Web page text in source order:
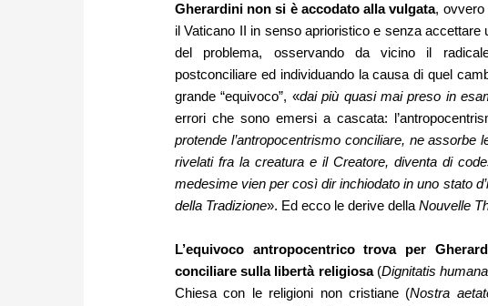
Gherardini non si è accodato alla vulgata, ovvero
il Vaticano II in senso aprioristico e senza accettare
del problema, osservando da vicino il
postconciliare ed individuando la causa di quel
grande “equivoco”, «dai più quasi mai preso in
errori che sono emersi a cascata:
protende l’antropocentrismo conciliare, ne assorbe
rivelati fra la creatura e il Creatore, diventa di
medesime vien per così dir inchiodato in uno stato
della Tradizione». Ed ecco le derive dellaNouvelle
L’equivoco antropocentrico trova per
conciliare sulla libertà religiosa(Dignitatis
Chiesa con le religioni non cristiane (Nostra